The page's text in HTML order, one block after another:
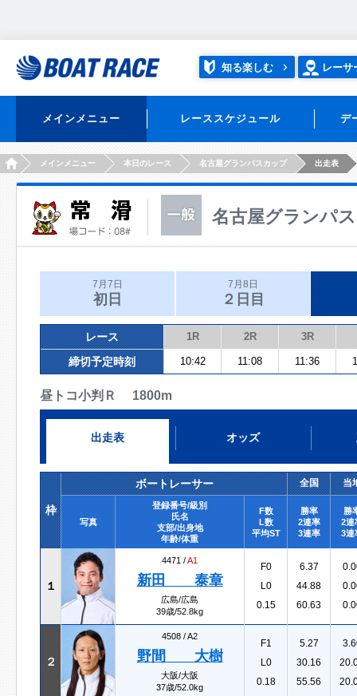
知る楽しむ レーサ
メインメニュー レーススケジュール デ
HOMEメインメニュー 本日のレース 名古屋グランパスカップ 出走表
名古屋グランパ
7月7日
初日
7月8日
２日目
レース 1R 2R 3R
締切予定時刻 10:42 11:08 11:36
昼トコ小判Ｒ 1800m
出走表 オッズ
枠
ボートレーサー 全国 当
写真
登録番号/級別
氏名
支部/出身地
年齢/体重
F数
L数
平均ST
勝率
2連率
3連率
勝
2連
3連
１
4471 /A1
新田 泰章
広島/広島
39歳/52.8kg
F0
L0
0.15
6.37
44.88
60.63
２
4508 /A2
野間 大樹
大阪/大阪
37歳/52.0kg
F1
L0
0.18
5.27
30.16
55.56